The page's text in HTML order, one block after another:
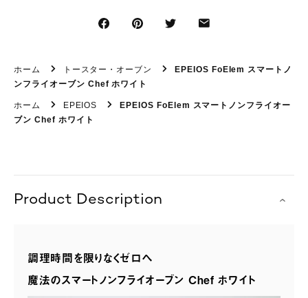
ホーム トースター・オーブン
EPEIOS FoElem スマートノ
ンフライオーブン Chef ホワイト
ホーム EPEIOS
EPEIOS FoElem スマートノンフライオー
ブン Chef ホワイト
Product Description
調理時間を限りなくゼロへ
魔法のスマートノンフライオーブン Chef ホワイト